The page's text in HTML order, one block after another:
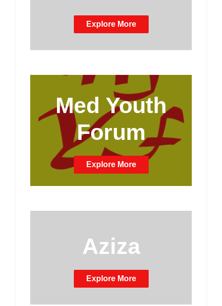
Explore More
Med Youth
Forum
Explore More
Aziza
Explore More